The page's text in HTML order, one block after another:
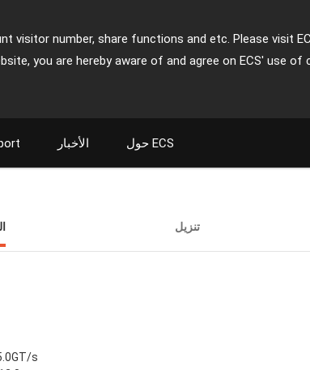
visitor number, share functions and etc. Please visit
you are hereby aware of and agree on ECS' use of
الأخبار حول ECS
تنزيل
s